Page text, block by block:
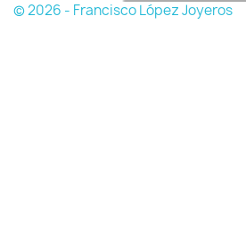
© 2026 - Francisco López Joyeros